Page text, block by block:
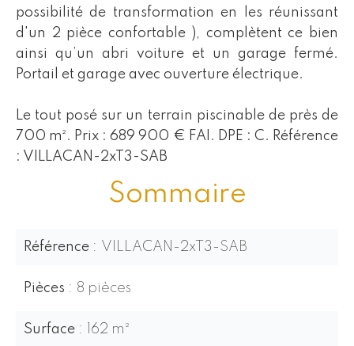
possibilité de transformation en les réunissant
d'un 2 pièce confortable ), complètent ce bien
ainsi qu’un abri voiture et un garage fermé.
Portail et garage avec ouverture électrique.
Le tout posé sur un terrain piscinable de près de
700 m². Prix : 689 900 € FAI. DPE : C. Référence
: VILLACAN-2xT3-SAB
Sommaire
Référence VILLACAN-2xT3-SAB
Pièces 8 pièces
Surface 162 m²